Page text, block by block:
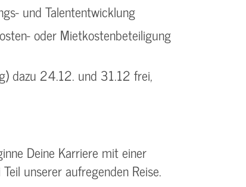
und Talententwicklung
oder Mietkostenbeteiligung
dazu 24.12. und 31.12 frei,
Deine Karriere mit einer
unserer aufregenden Reise.